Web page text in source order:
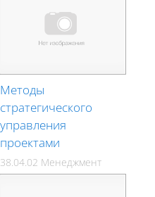
Методы
стратегического
управления
проектами
38.04.02 Менеджмент